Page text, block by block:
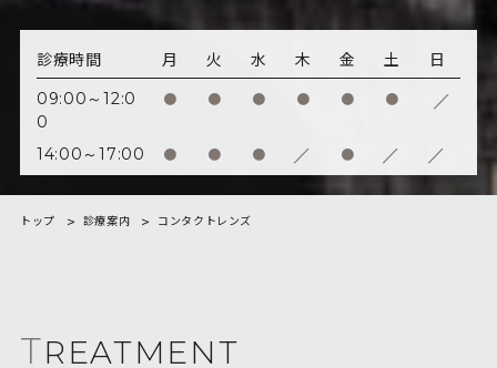
診療時間 月 火 水 木 金 土 日
09:00～12:0
0
● ● ● ● ● ● /
14:00～17:00 ● ● ● / ● / /
トップ 診療案内 コンタクトレンズ
TREATMENT